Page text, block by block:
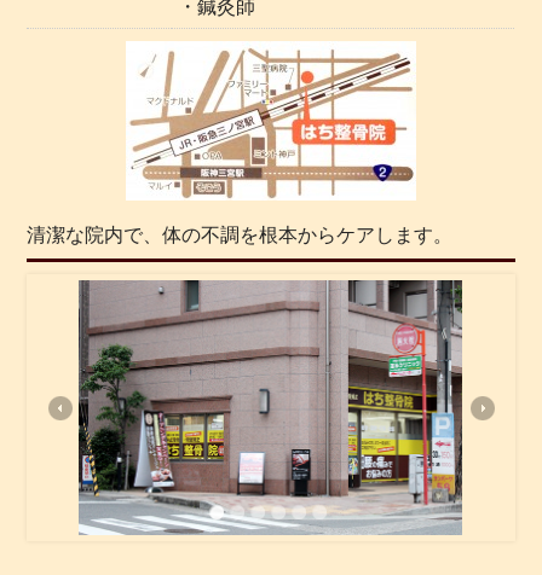
・鍼灸師
清潔な院内で、体の不調を根本からケアします。